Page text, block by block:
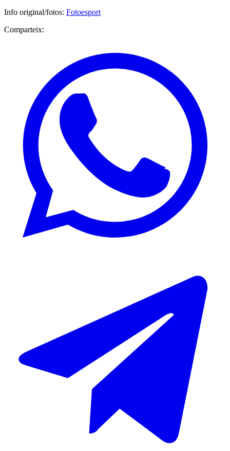
Info original/fotos: Fotoesport
Comparteix: